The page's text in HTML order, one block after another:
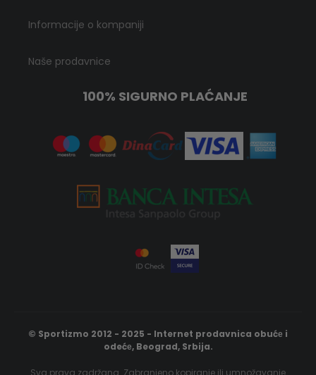
Informacije o kompaniji
Naše prodavnice
100% SIGURNO PLAĆANJE
© Sportizmo 2012 - 2025 - Internet prodavnica obućе i
odećе, Beograd, Srbija.
Sva prava zadržana. Zabranjeno kopiranje ili umnožavanje